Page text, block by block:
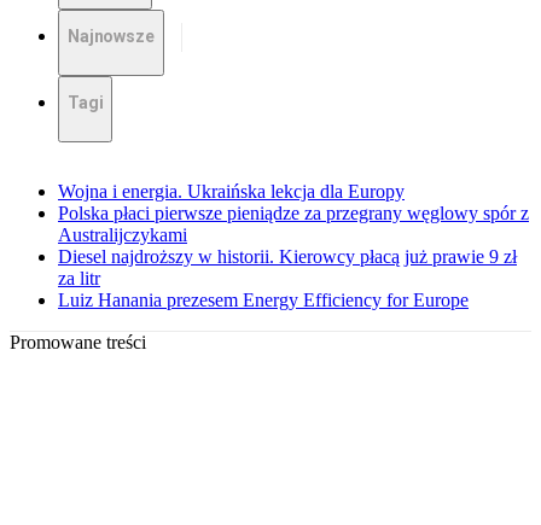
Najnowsze
Tagi
Wojna i energia. Ukraińska lekcja dla Europy
Polska płaci pierwsze pieniądze za przegrany węglowy spór z
Australijczykami
Diesel najdroższy w historii. Kierowcy płacą już prawie 9 zł
za litr
Luiz Hanania prezesem Energy Efficiency for Europe
Promowane treści